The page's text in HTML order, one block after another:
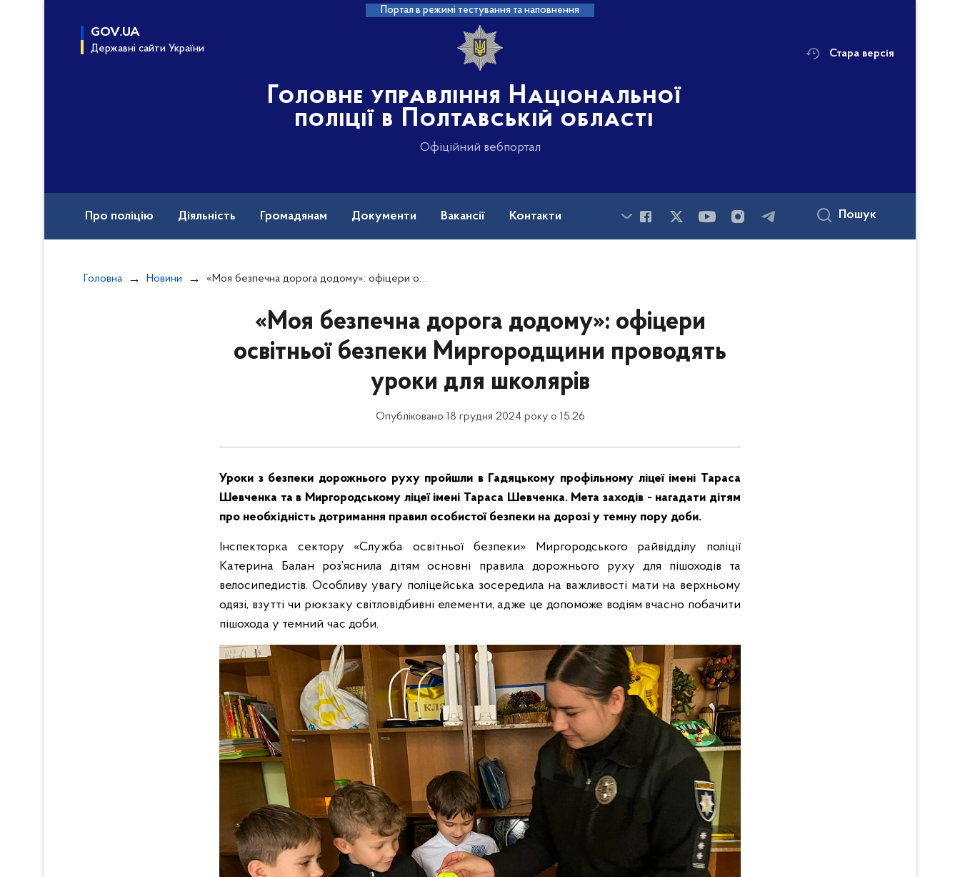
Портал в режимі тестування та наповнення
GOV.UA
Державні сайти України
Головне управління Національної
поліції в Полтавській області
Офіційний вебпортал
Стара версія
Про поліцію Діяльність Громадянам Документи Вакансії Контакти Пошук
Головна Новини «Моя безпечна дорога додому»: офіцери освітньої безпеки Миргородщини проводять уроки для школярів
«Моя безпечна дорога додому»: офіцери
освітньої безпеки Миргородщини проводять
уроки для школярів
Опубліковано 18 грудня 2024 року о 15:26
Уроки з безпеки дорожнього руху пройшли в Гадяцькому профільному ліцеї імені Тараса
Шевченка та в Миргородському ліцеї імені Тараса Шевченка. Мета заходів - нагадати дітям
про необхідність дотримання правил особистої безпеки на дорозі у темну пору доби.
Інспекторка сектору «Служба освітньої безпеки» Миргородського райвідділу поліції
Катерина Балан роз’яснила дітям основні правила дорожнього руху для пішоходів та
велосипедистів. Особливу увагу поліцейська зосередила на важливості мати на верхньому
одязі, взутті чи рюкзаку світловідбивні елементи, адже це допоможе водіям вчасно побачити
пішохода у темний час доби.